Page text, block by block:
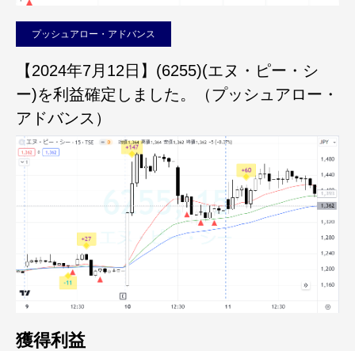
プッシュアロー・アドバンス
【2024年7月12日】(6255)(エヌ・ピー・シ
ー)を利益確定しました。（プッシュアロー・
アドバンス）
獲得利益